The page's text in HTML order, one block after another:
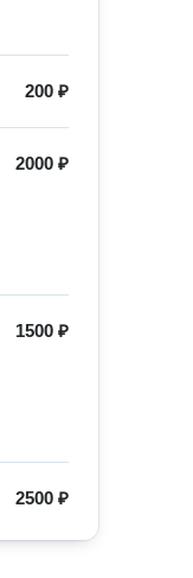
200 ₽
2000 ₽
1500 ₽
2500 ₽